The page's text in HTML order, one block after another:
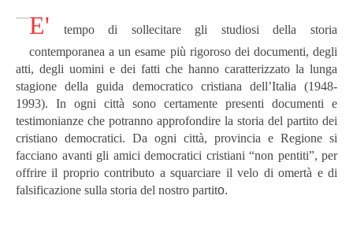
E' tempo di sollecitare gli studiosi della storia
contemporanea a un esame più rigoroso dei documenti, degli
atti, degli uomini e dei fatti che hanno caratterizzato la lunga
stagione della guida democratico cristiana dell’Italia (1948-
1993). In ogni città sono certamente presenti documenti e
testimonianze che potranno approfondire la storia del partito dei
cristiano democratici. Da ogni città, provincia e Regione si
facciano avanti gli amici democratici cristiani “non pentiti”, per
offrire il proprio contributo a squarciare il velo di omertà e di
falsificazione sulla storia del nostro partito.